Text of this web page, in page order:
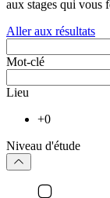
aux stages qui vous
Aller aux résultats
Mot-clé
Lieu
+0
Niveau d'étude